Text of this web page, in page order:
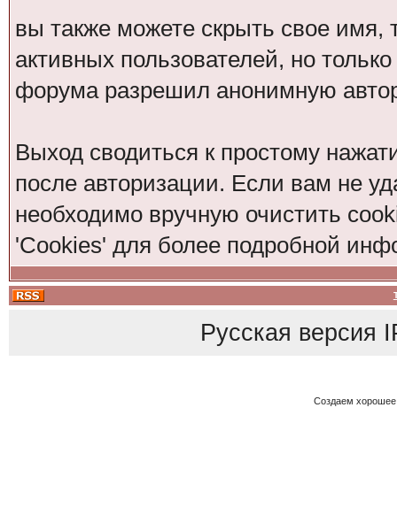
вы также можете скрыть свое имя,
активных пользователей, но
форума разрешил анонимную
Выход сводиться к простому
после авторизации. Если вам не
необходимо вручную очистить
'Cookies' для более подробной
Русская версия
Создаем